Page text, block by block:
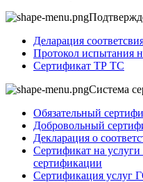
Деларация
Протокол испытания
Сертификат ТР ТС
Система
Обязательный
Добровольный
Декларация о
Сертификат на
сертификации
Сертификация услуг